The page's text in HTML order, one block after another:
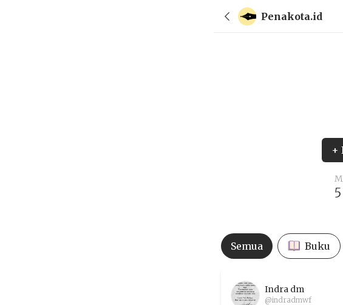
Penakota.id
+
5
Semua Buku
Indra dm
@indradmwf